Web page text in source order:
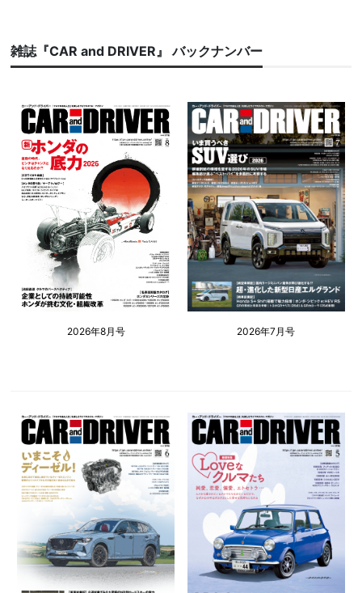
雑誌『CAR and DRIVER』 バックナンバー
2026年8月号 2026年7月号